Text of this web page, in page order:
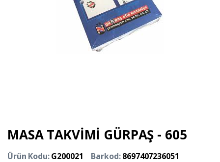
MASA TAKVİMİ GÜRPAŞ - 605
Ürün Kodu:G200021 Barkod:8697407236051